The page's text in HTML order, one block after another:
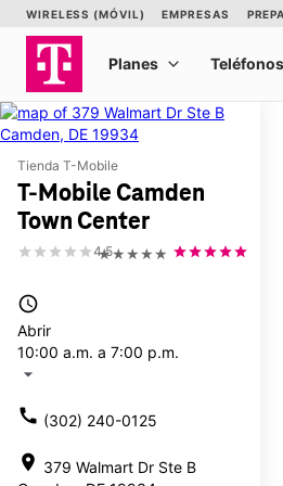
Tienda T-Mobile
T-Mobile Camden
Town Center
★★★★★
4.5
access_time
Abrir
10:00 a.m. a 7:00 p.m.
arrow_drop_down
call (302) 240-0125
location_on 379 Walmart Dr Ste B